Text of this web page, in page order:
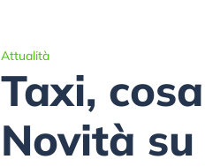
Attualità
Taxi,
Novità